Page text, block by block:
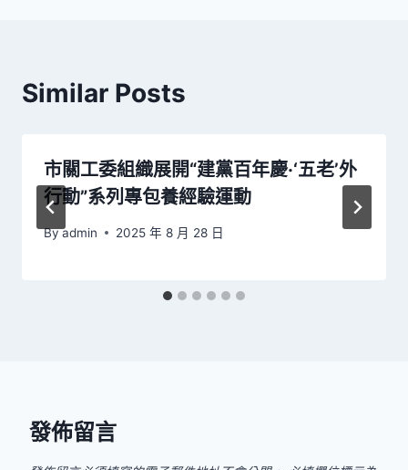
Similar Posts
市關工委組織展開“建黨百年慶·‘五老’外
行動”系列專包養經驗運動
Byadmin 2025 年 8 月 28 日
發佈留言